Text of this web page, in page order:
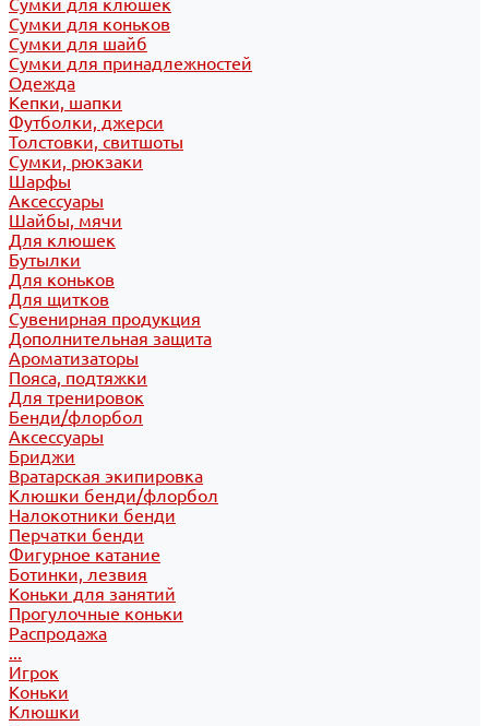
Сумки для клюшек
Сумки для коньков
Сумки для шайб
Сумки для принадлежностей
Одежда
Кепки, шапки
Футболки, джерси
Толстовки, свитшоты
Сумки, рюкзаки
Шарфы
Аксессуары
Шайбы, мячи
Для клюшек
Бутылки
Для коньков
Для щитков
Сувенирная продукция
Дополнительная защита
Ароматизаторы
Пояса, подтяжки
Для тренировок
Бенди/флорбол
Аксессуары
Бриджи
Вратарская экипировка
Клюшки бенди/флорбол
Налокотники бенди
Перчатки бенди
Фигурное катание
Ботинки, лезвия
Коньки для занятий
Прогулочные коньки
Распродажа
...
Игрок
Коньки
Клюшки